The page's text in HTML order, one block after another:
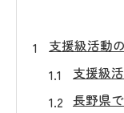
支援級活動
支援級
長野県